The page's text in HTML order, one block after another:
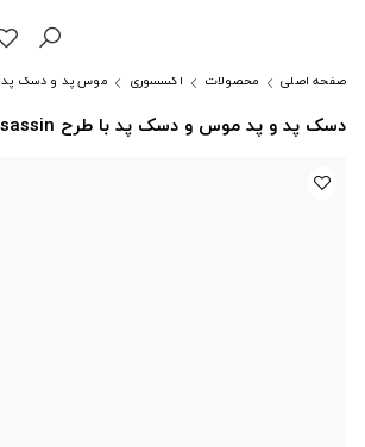
صفحه اصلی محصولات اکسسوری موس پد و دسک پد
دسک پد و پد موس و دسک پد با طرح assassin